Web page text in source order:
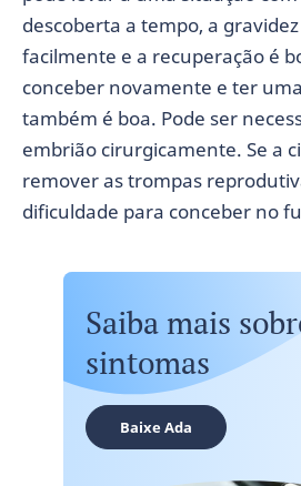
descoberta a tempo, a
facilmente e a recuperação é
conceber novamente e ter
também é boa. Pode ser
embrião cirurgicamente. Se a
remover as trompas
dificuldade para conceber no
Saiba mais
sintomas
Baixe Ada